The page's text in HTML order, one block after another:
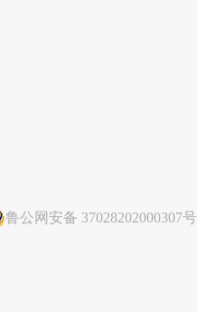
鲁公网安备 37028202000307号